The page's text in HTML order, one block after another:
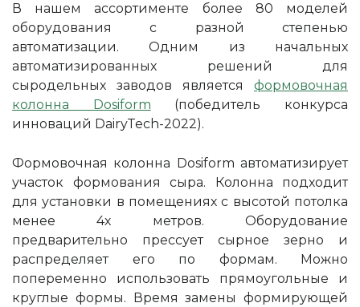
В нашем ассортименте более 80 моделей
оборудования с разной степенью
автоматизации. Одним из начальных
автоматизированных решений для
сыродельных заводов является формовочная
колонна Dosiform (победитель конкурса
инноваций DairyTech-2022).
Формовочная колонна Dosiform автоматизирует
участок формования сыра. Колонна подходит
для установки в помещениях с высотой потолка
менее 4х метров. Оборудование
предварительно прессует сырное зерно и
распределяет его по формам. Можно
попеременно использовать прямоугольные и
круглые формы. Время замены формирующей